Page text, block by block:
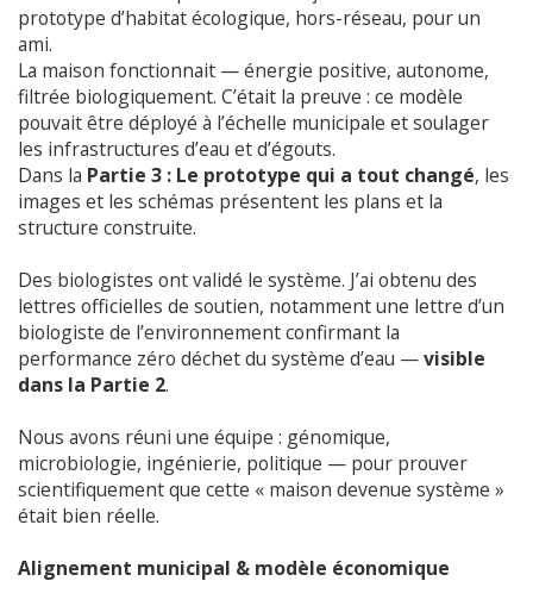
prototype d’habitat écologique, hors-réseau, pour un
ami.
La maison fonctionnait — énergie positive, autonome,
filtrée biologiquement. C’était la preuve : ce modèle
pouvait être déployé à l’échelle municipale et soulager
les infrastructures d’eau et d’égouts.
Dans la Partie 3 : Le prototype qui a tout changé, les
images et les schémas présentent les plans et la
structure construite.
Des biologistes ont validé le système. J’ai obtenu des
lettres officielles de soutien, notamment une lettre d’un
biologiste de l’environnement confirmant la
performance zéro déchet du système d’eau —visible
dans la Partie 2.
Nous avons réuni une équipe : génomique,
microbiologie, ingénierie, politique — pour prouver
scientifiquement que cette « maison devenue système »
était bien réelle.
Alignement municipal & modèle économique